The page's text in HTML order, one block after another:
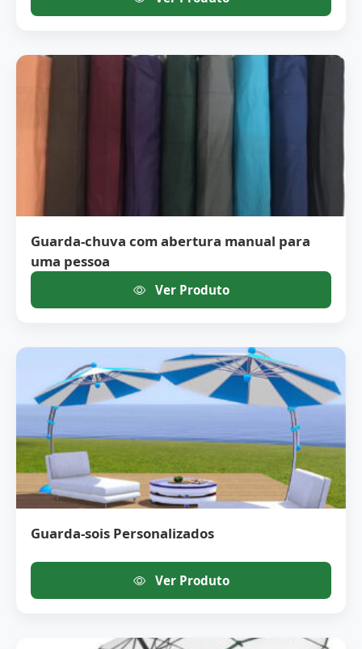
Guarda-chuva com abertura manual para
uma pessoa
Ver Produto
Guarda-sois Personalizados
Ver Produto